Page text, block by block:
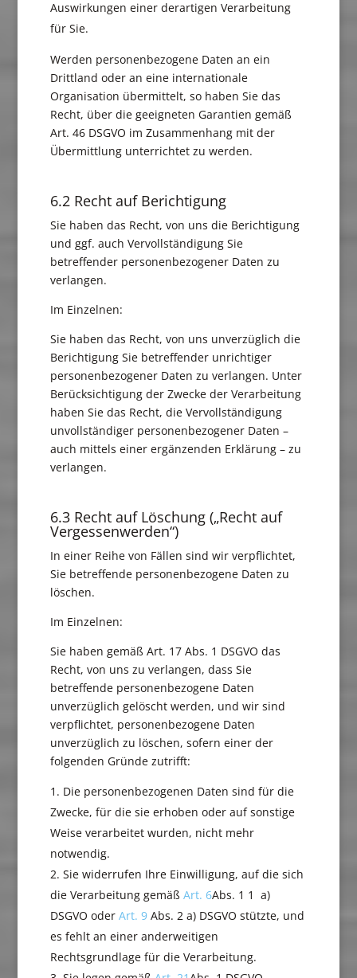
Auswirkungen einer derartigen Verarbeitung
für Sie.
Werden personenbezogene Daten an ein
Drittland oder an eine internationale
Organisation übermittelt, so haben Sie das
Recht, über die geeigneten Garantien gemäß
Art. 46 DSGVO im Zusammenhang mit der
Übermittlung unterrichtet zu werden.
6.2 Recht auf Berichtigung
Sie haben das Recht, von uns die Berichtigung
und ggf. auch Vervollständigung Sie
betreffender personenbezogener Daten zu
verlangen.
Im Einzelnen:
Sie haben das Recht, von uns unverzüglich die
Berichtigung Sie betreffender unrichtiger
personenbezogener Daten zu verlangen. Unter
Berücksichtigung der Zwecke der Verarbeitung
haben Sie das Recht, die Vervollständigung
unvollständiger personenbezogener Daten –
auch mittels einer ergänzenden Erklärung – zu
verlangen.
6.3 Recht auf Löschung („Recht auf
Vergessenwerden“)
In einer Reihe von Fällen sind wir verpflichtet,
Sie betreffende personenbezogene Daten zu
löschen.
Im Einzelnen:
Sie haben gemäß Art. 17 Abs. 1 DSGVO das
Recht, von uns zu verlangen, dass Sie
betreffende personenbezogene Daten
unverzüglich gelöscht werden, und wir sind
verpflichtet, personenbezogene Daten
unverzüglich zu löschen, sofern einer der
folgenden Gründe zutrifft:
Die personenbezogenen Daten sind für die
Zwecke, für die sie erhoben oder auf sonstige
Weise verarbeitet wurden, nicht mehr
notwendig.
Sie widerrufen Ihre Einwilligung, auf die sich
die Verarbeitung gemäß Art. 6Abs. 1 1 a)
DSGVO oder Art. 9Abs. 2 a) DSGVO stützte, und
es fehlt an einer anderweitigen
Rechtsgrundlage für die Verarbeitung.